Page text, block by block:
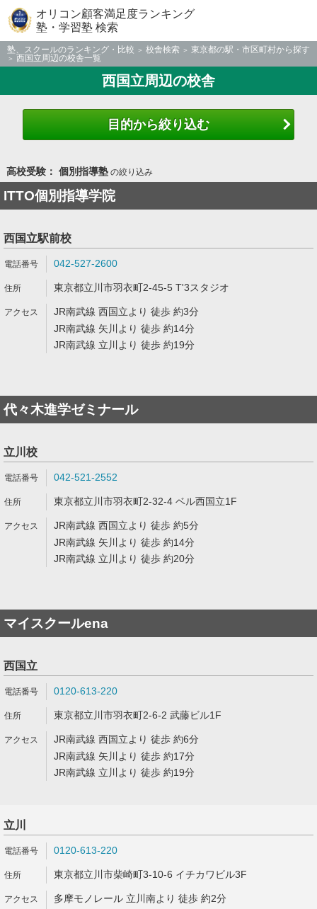
オリコン顧客満足度ランキング
塾・学習塾 検索
塾、スクールのランキング・比較 校舎検索
東京都の駅・市区町村から探す
西国立周辺の校舎一覧
西国立周辺の校舎
目的から絞り込む
高校受験： 個別指導塾の絞り込み
ITTO個別指導学院
西国立駅前校
042-527-2600
東京都立川市羽衣町2-45-5 T'3スタジオ
JR南武線 西国立より 徒歩 約3分
JR南武線 矢川より 徒歩 約14分
JR南武線 立川より 徒歩 約19分
代々木進学ゼミナール
立川校
042-521-2552
東京都立川市羽衣町2-32-4 ベル西国立1F
JR南武線 西国立より 徒歩 約5分
JR南武線 矢川より 徒歩 約14分
JR南武線 立川より 徒歩 約20分
マイスクールena
西国立
0120-613-220
東京都立川市羽衣町2-6-2 武藤ビル1F
JR南武線 西国立より 徒歩 約6分
JR南武線 矢川より 徒歩 約17分
JR南武線 立川より 徒歩 約19分
立川
0120-613-220
東京都立川市柴崎町3-10-6 イチカワビル3F
多摩モノレール 立川南より 徒歩 約2分